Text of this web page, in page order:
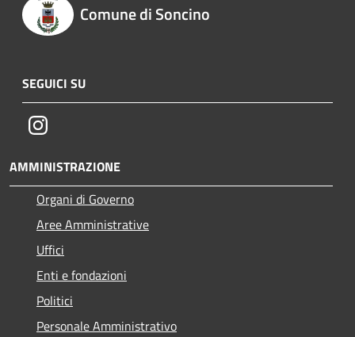
Comune di Soncino
SEGUICI SU
Instagram
AMMINISTRAZIONE
Organi di Governo
Aree Amministrative
Uffici
Enti e fondazioni
Politici
Personale Amministrativo